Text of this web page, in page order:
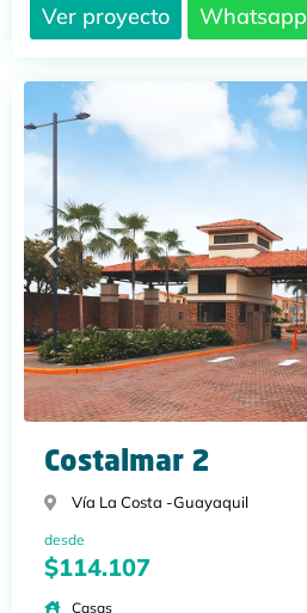
Ver proyecto Whatsapp
Costalmar 2
Vía La Costa -Guayaquil
desde
$114.107
Casas